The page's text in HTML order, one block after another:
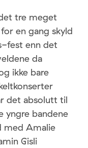
tre meget
en gang skyld
fest enn det
da
ikke bare
det absolutt til
yngre bandene
med Amalie
Gisli